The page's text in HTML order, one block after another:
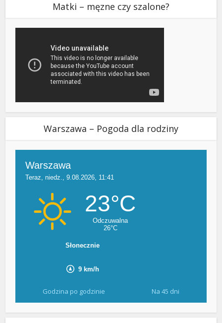
Matki – męzne czy szalone?
Warszawa – Pogoda dla rodziny
Godzina po godzinie Na 45 dni